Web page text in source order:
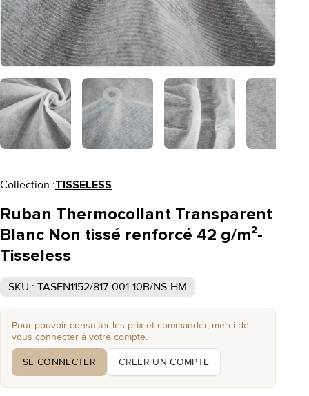
Collection :TISSELESS
Ruban Thermocollant Transparent
Blanc Non tissé renforcé 42 g/m²-
Tisseless
SKU : TASFN1152/817-001-10B/NS-HM
Pour pouvoir consulter les prix et commander, merci de
vous connecter à votre compte.
SE CONNECTER CRÉER UN COMPTE